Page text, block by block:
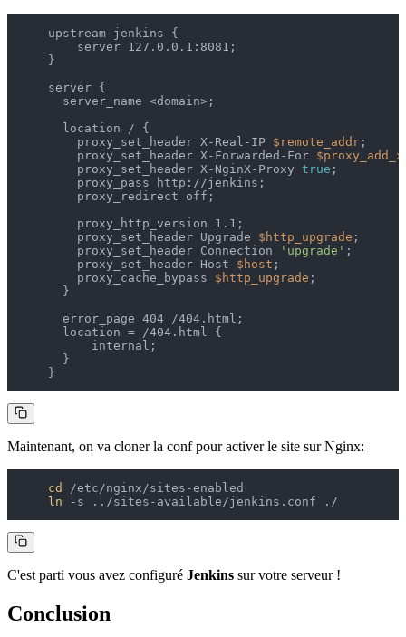
    upstream jenkins {
        server 127.0.0.1:8081;
    }
    server {
      server_name <domain>;
      location / {
        proxy_set_header X-Real-IP
$remote_addr ;
        proxy_set_header X-Forwarded-For
        proxy_set_header X-NginX-Proxy
true ;
        proxy_pass http://jenkins;
        proxy_redirect off;
        proxy_http_version 1.1;
        proxy_set_header Upgrade
$http_upgrade ;
        proxy_set_header Connection
'upgrade' ;
        proxy_set_header Host
$host ;
        proxy_cache_bypass
$http_upgrade ;
      }
      error_page 404 /404.html;
      location = /404.html {
          internal;
      }
Maintenant, on va cloner la conf pour activer le site sur Nginx:
cd
/etc/nginx/sites-enabled
ln
C'est parti vous avez configuré Jenkins sur votre serveur !
Conclusion